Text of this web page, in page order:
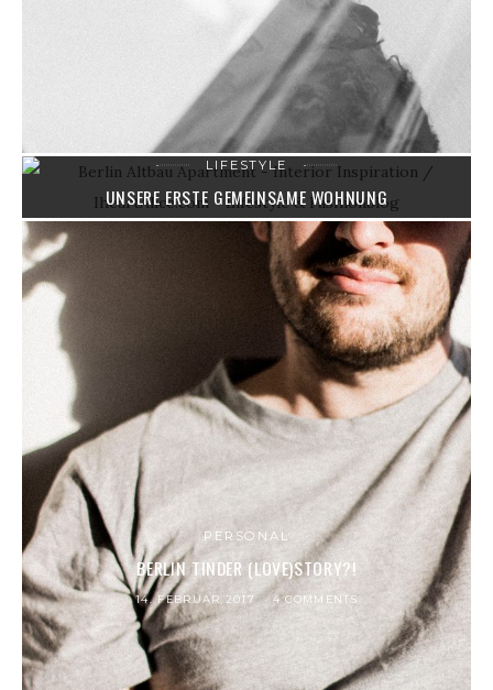
LIFESTYLE
UNSERE ERSTE GEMEINSAME WOHNUNG
6 COMMENTS
PERSONAL
BERLIN TINDER (LOVE)STORY?!
14. FEBRUAR 2017 4 COMMENTS